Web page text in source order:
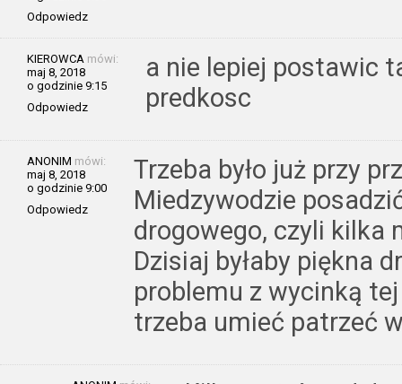
Odpowiedz
KIEROWCA mówi:
maj 8, 2018
o godzinie 9:15
Odpowiedz
a nie lepiej postawic
predkosc
ANONIM mówi:
maj 8, 2018
o godzinie 9:00
Odpowiedz
Trzeba było już przy
Miedzywodzie
drogowego, czyli kilka
Dzisiaj byłaby piękna
problemu z wycinką
trzeba umieć patrzeć